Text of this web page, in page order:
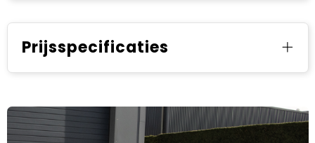
Prijsspecificaties